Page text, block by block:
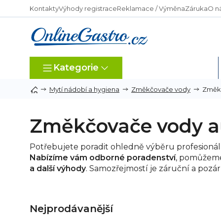
na
KontaktyVýhody registraceReklamace / VýměnaZárukaO
Kategorie
Mytí nádobí a hygiena Změkčovače vody
Změkčovače vody
Potřebujete poradit ohledně výběru
Nabízíme vám odborné poradenství,
a další výhody. Samozřejmostí je záruční a
Nejprodávanější